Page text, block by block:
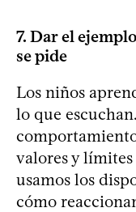
7. Dar el
se pide
Los niños
lo que
valores y
usamos los
cómo